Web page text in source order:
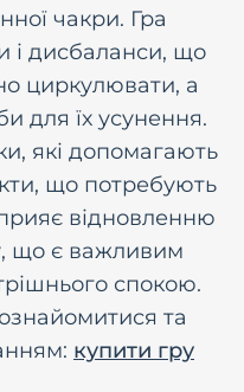
чакри. Гра
і дисбаланси, що
циркулювати, а
для їх усунення.
які допомагають
що потребують
відновленню
що є важливим
спокою.
та
купити гру